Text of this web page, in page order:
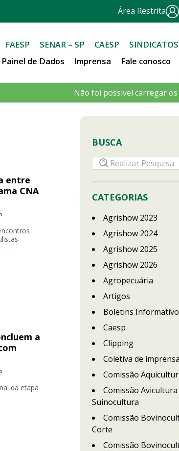
Área Restrita
FAESP SENAR – SP CAESP
Painel de Dados Imprensa Fale conosco
Não foi possível carregar os
entre
CNA
a
da etapa
BUSCA
CATEGORIAS
Agrishow 2023
Agrishow 2024
Agrishow 2025
Agrishow 2026
Agropecuária
Artigos
Boletins
Caesp
Clipping
Coletiva de imprensa
Comissão
Comissão Avicultura
Suinocultura
Comissão
Corte
Comissão